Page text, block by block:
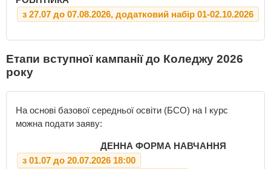
з 27.07 до 07.08.2026, додатковий набір 01-02.10.2026
Етапи вступної кампанії до Коледжу 2026
року
На основі базової середньої освіти (БСО) на І курс
можна подати заяву:
ДЕННА ФОРМА НАВЧАННЯ
з 01.07 до 20.07.2026 18:00